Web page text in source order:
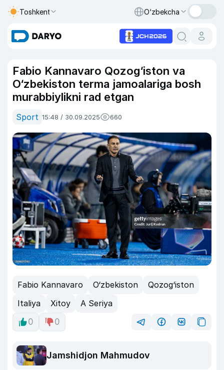
Toshkent O‘zbekcha
Fabio Kannavaro Qozog‘iston va
O‘zbekiston terma jamoalariga bosh
murabbiylikni rad etgan
Sport 15:48 / 30.09.2025 660
Fabio Kannavaro O‘zbekiston
Qozog‘iston
Italiya
Xitoy
A Seriya
0
0
Jamshidjon Mahmudov